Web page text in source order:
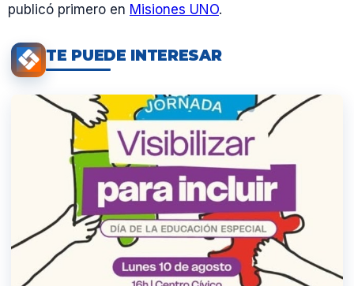
publicó primero en Misiones UNO.
TE PUEDE INTERESAR